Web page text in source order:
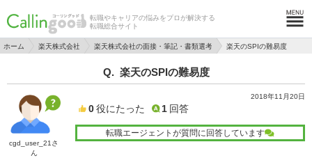
転職やキャリアの悩みをプロが解決する
転職総合サイト
ホーム 楽天株式会社 楽天株式会社の面接・筆記・書類選考 楽天のSPIの難易度
楽天のSPIの難易度
cgd_user_21さ
ん
2018年11月20日
0 役にたった 1 回答
転職エージェントが質問に回答しています